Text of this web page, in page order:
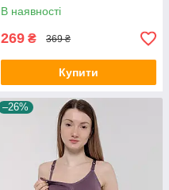
В наявності
269 ₴ 369 ₴
Купити
–26%